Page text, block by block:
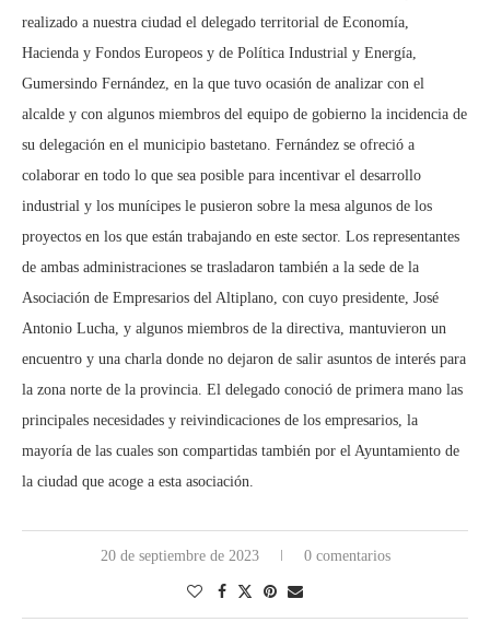
realizado a nuestra ciudad el delegado territorial de Economía,
Hacienda y Fondos Europeos y de Política Industrial y Energía,
Gumersindo Fernández, en la que tuvo ocasión de analizar con el
alcalde y con algunos miembros del equipo de gobierno la incidencia de
su delegación en el municipio bastetano. Fernández se ofreció a
colaborar en todo lo que sea posible para incentivar el desarrollo
industrial y los munícipes le pusieron sobre la mesa algunos de los
proyectos en los que están trabajando en este sector. Los representantes
de ambas administraciones se trasladaron también a la sede de la
Asociación de Empresarios del Altiplano, con cuyo presidente, José
Antonio Lucha, y algunos miembros de la directiva, mantuvieron un
encuentro y una charla donde no dejaron de salir asuntos de interés para
la zona norte de la provincia. El delegado conoció de primera mano las
principales necesidades y reivindicaciones de los empresarios, la
mayoría de las cuales son compartidas también por el Ayuntamiento de
la ciudad que acoge a esta asociación.
20 de septiembre de 2023 0 comentarios